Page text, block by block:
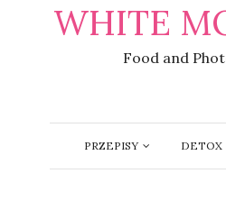
WHITE
Food and
PRZEPISY DETOX